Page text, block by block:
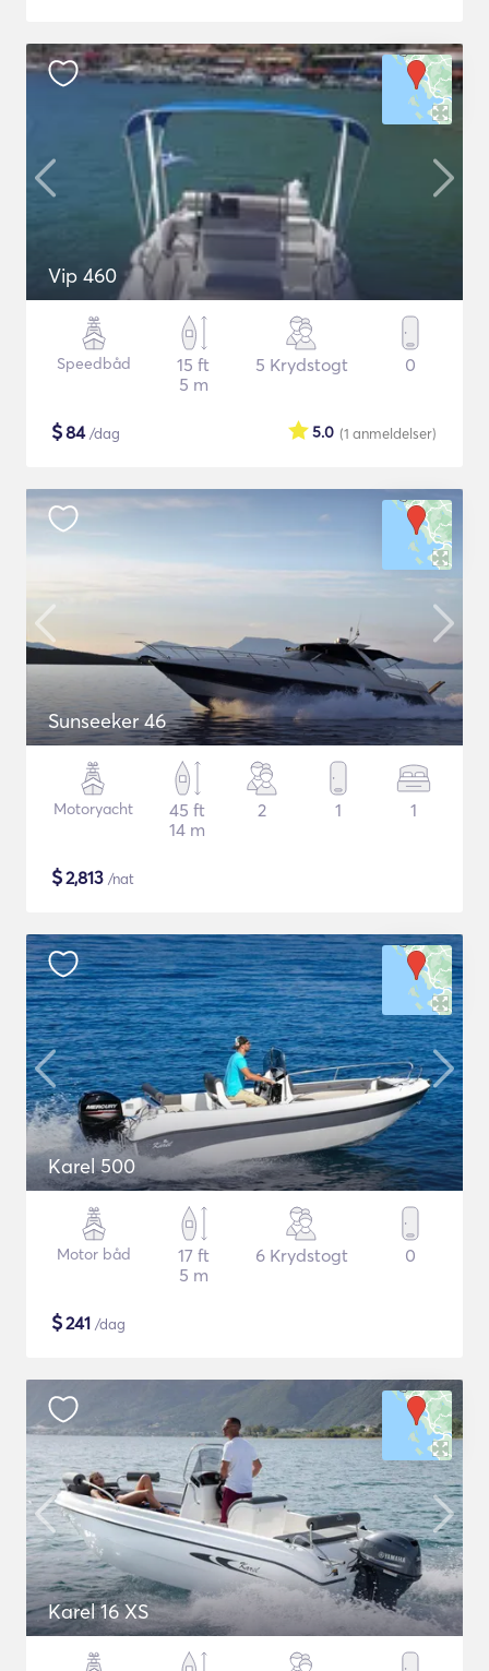
Vip 460
Speedbåd
15 ft
5 m
5 Krydstogt 0
$84/dag (1 anmeldelser)
5.0
Sunseeker 46
Motoryacht
45 ft
14 m
2 1 1
$2,813 /nat
Karel 500
Motor båd
17 ft
5 m
6 Krydstogt 0
$241 /dag
Karel 16 XS